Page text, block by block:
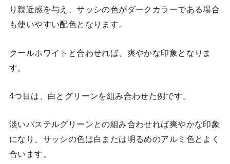
り親近感を与え、サッシの色がダークカラーである場合
も使いやすい配色となります。
クールホワイトと合わせれば、爽やかな印象となりま
す。
4つ目は、白とグリーンを組み合わせた例です。
淡いパステルグリーンとの組み合わせれば爽やかな印象
になり、サッシの色は白または明るめのアルミ色とよく
合います。